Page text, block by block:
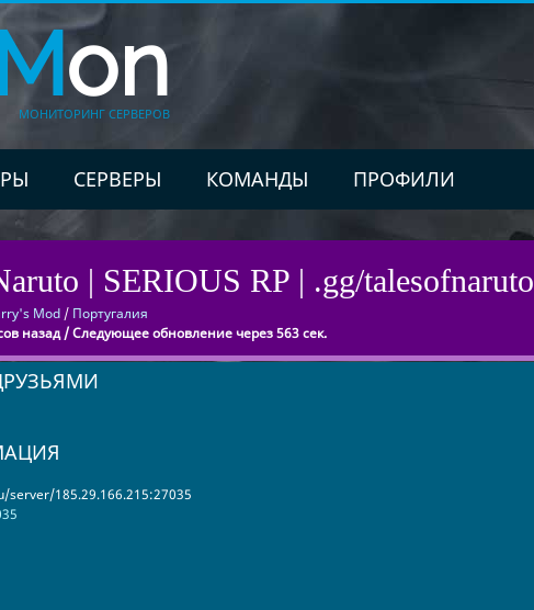
on
МОНИТОРИНГ СЕРВЕРОВ
СЕРВЕРЫ КОМАНДЫ ПРОФИЛИ
| SERIOUS RP | .gg/talesofnaruto
Mod/ Португалия
назад / Следующее обновление через 563 сек.
server/185.29.166.215:27035